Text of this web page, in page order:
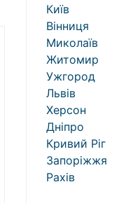
Київ
Вінниця
Миколаїв
Житомир
Ужгород
Львів
Херсон
Дніпро
Кривий Ріг
Запоріжжя
Рахів